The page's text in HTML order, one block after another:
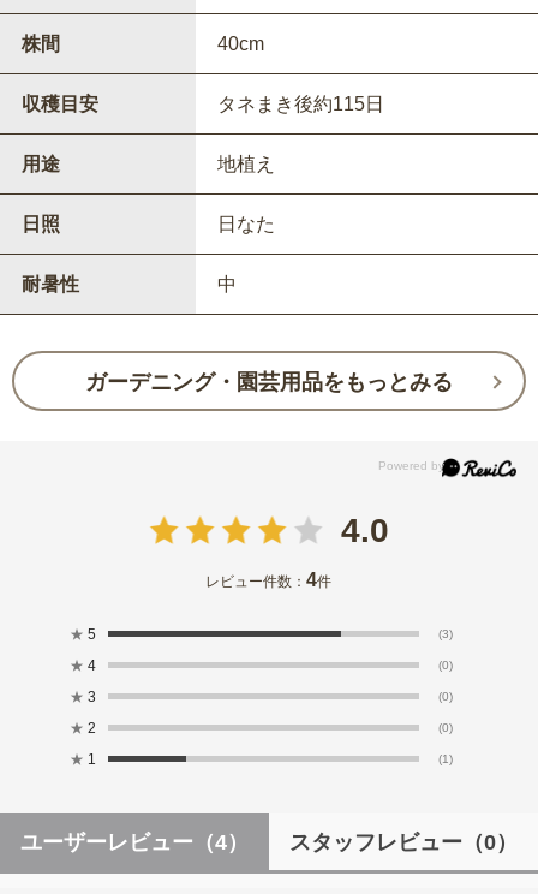
株間 40cm
収穫目安 タネまき後約115日
用途 地植え
日照 日なた
耐暑性 中
ガーデニング・園芸用品をもっとみる
4.0
レビュー件数：4件
★ 5 (3)
★ 4 (0)
★ 3 (0)
★ 2 (0)
★ 1 (1)
ユーザーレビュー （4） スタッフレビュー （0）